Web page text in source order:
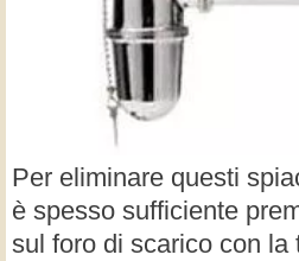
Per eliminare questi
è spesso sufficiente
sul foro di scarico con la